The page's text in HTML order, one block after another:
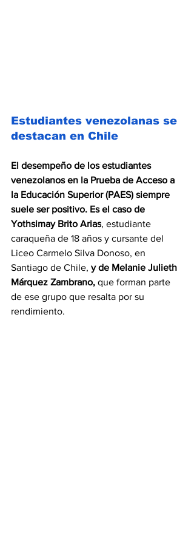
Estudiantes venezolanas se
destacan en Chile
El desempeño de los estudiantes
venezolanos en la Prueba de Acceso a
la Educación Superior (PAES) siempre
suele ser positivo. Es el caso de
Yothsimay Brito Arias, estudiante
caraqueña de 18 años y cursante del
Liceo Carmelo Silva Donoso, en
Santiago de Chile, y de Melanie Julieth
Márquez Zambrano, que forman parte
de ese grupo que resalta por su
rendimiento.